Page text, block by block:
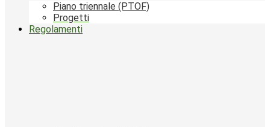
Piano triennale (PTOF)
Progetti
Regolamenti